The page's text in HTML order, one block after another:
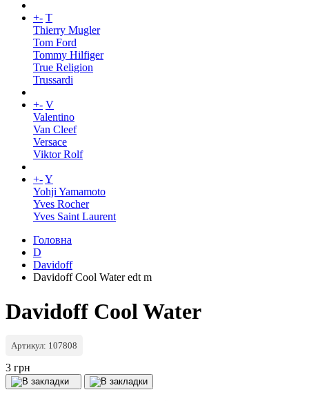
+- T
Thierry Mugler
Tom Ford
Tommy Hilfiger
True Religion
Trussardi
+- V
Valentino
Van Cleef
Versace
Viktor Rolf
+-Y
Yohji Yamamoto
Yves Rocher
Yves Saint Laurent
Головна
D
Davidoff
Davidoff Cool Water edt m
Davidoff Cool Water
Артикул: 107808
3 грн